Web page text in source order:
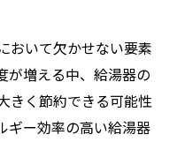
おいて欠かせない要素
が増える中、給湯器の
きく節約できる可能性
ギー効率の高い給湯器